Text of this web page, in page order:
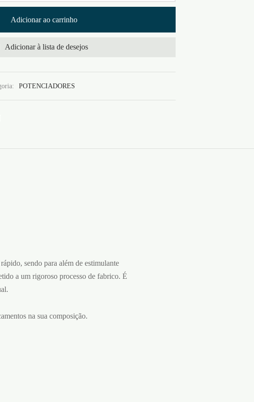
Adicionar ao carrinho
Adicionar à lista de desejos
POTENCIADORES
sendo para além de estimulante
a um rigoroso processo de fabrico. É
na sua composição.